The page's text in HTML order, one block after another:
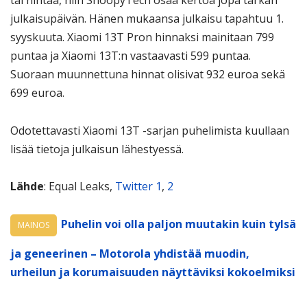
julkaisupäivän. Hänen mukaansa julkaisu tapahtuu 1.
syyskuuta. Xiaomi 13T Pron hinnaksi mainitaan 799
puntaa ja Xiaomi 13T:n vastaavasti 599 puntaa.
Suoraan muunnettuna hinnat olisivat 932 euroa sekä
699 euroa.
Odotettavasti Xiaomi 13T -sarjan puhelimista kuullaan
lisää tietoja julkaisun lähestyessä.
Lähde: Equal Leaks, Twitter 1, 2
MAINOS
Puhelin voi olla paljon muutakin kuin tylsä
ja geneerinen – Motorola yhdistää muodin,
urheilun ja korumaisuuden näyttäviksi kokoelmiksi